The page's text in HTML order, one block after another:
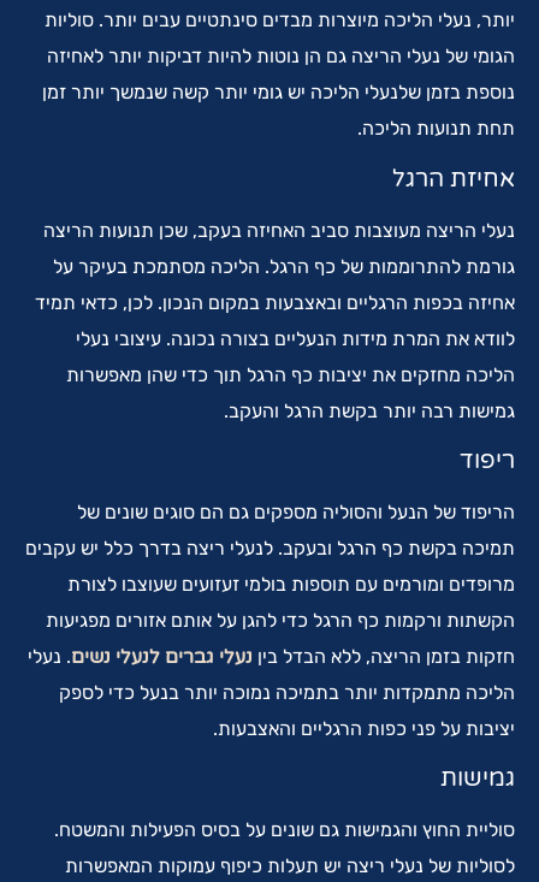
יותר, נעלי הליכה מיוצרות מבדים סינתטיים עבים יותר. סוליות
הגומי של נעלי הריצה גם הן נוטות להיות דביקות יותר לאחיזה
נוספת בזמן שלנעלי הליכה יש גומי יותר קשה שנמשך יותר זמן
תחת תנועות הליכה.
אחיזת הרגל
נעלי הריצה מעוצבות סביב האחיזה בעקב, שכן תנועות הריצה
גורמת להתרוממות של כף הרגל. הליכה מסתמכת בעיקר על
אחיזה בכפות הרגליים ובאצבעות במקום הנכון. לכן, כדאי תמיד
לוודא את המרת מידות הנעליים בצורה נכונה. עיצובי נעלי
הליכה מחזקים את יציבות כף הרגל תוך כדי שהן מאפשרות
גמישות רבה יותר בקשת הרגל והעקב.
ריפוד
הריפוד של הנעל והסוליה מספקים גם הם סוגים שונים של
תמיכה בקשת כף הרגל ובעקב. לנעלי ריצה בדרך כלל יש עקבים
מרופדים ומורמים עם תוספות בולמי זעזועים שעוצבו לצורת
הקשתות ורקמות כף הרגל כדי להגן על אותם אזורים מפגיעות
חזקות בזמן הריצה, ללא הבדל בין נעלי גברים לנעלי נשים. נעלי
הליכה מתמקדות יותר בתמיכה נמוכה יותר בנעל כדי לספק
יציבות על פני כפות הרגליים והאצבעות.
גמישות
סוליית החוץ והגמישות גם שונים על בסיס הפעילות והמשטח.
לסוליות של נעלי ריצה יש תעלות כיפוף עמוקות המאפשרות